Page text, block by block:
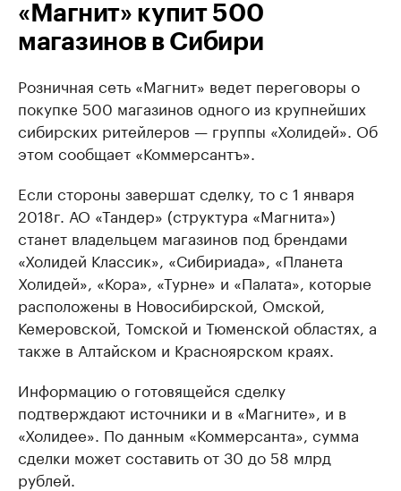
«Магнит» купит 500
магазинов в Сибири
Розничная сеть «Магнит» ведет переговоры о
покупке 500 магазинов одного из крупнейших
сибирских ритейлеров — группы «Холидей». Об
этом сообщает «Коммерсантъ».
Если стороны завершат сделку, то с 1 января
2018г. АО «Тандер» (структура «Магнита»)
станет владельцем магазинов под брендами
«Холидей Классик», «Сибириада», «Планета
Холидей», «Кора», «Турне» и «Палата», которые
расположены в Новосибирской, Омской,
Кемеровской, Томской и Тюменской областях, а
также в Алтайском и Красноярском краях.
Информацию о готовящейся сделку
подтверждают источники и в «Магните», и в
«Холидее». По данным «Коммерсанта», сумма
сделки может составить от 30 до 58 млрд
рублей.